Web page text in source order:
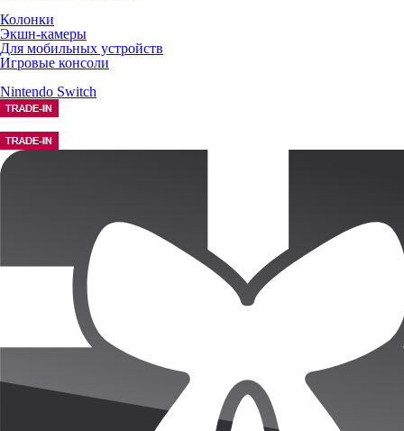
Колонки
Экшн-камеры
Для мобильных устройств
Игровые консоли
Nintendo Switch